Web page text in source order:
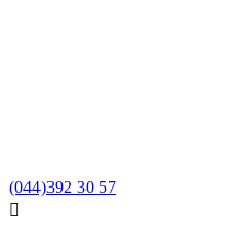
(044)392 30 57
